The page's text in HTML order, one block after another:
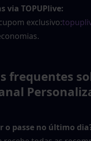
via TOPUPlive:
exclusivo:
frequentes
o passe no último